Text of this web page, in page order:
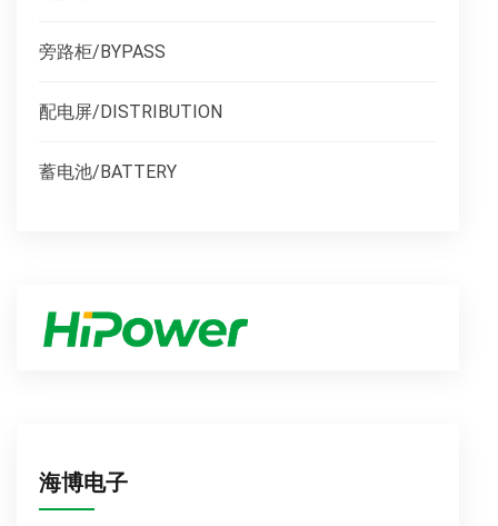
旁路柜/BYPASS
配电屏/DISTRIBUTION
蓄电池/BATTERY
海博电子